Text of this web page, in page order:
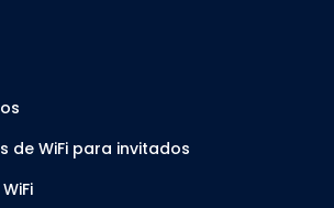
de WiFi para invitados